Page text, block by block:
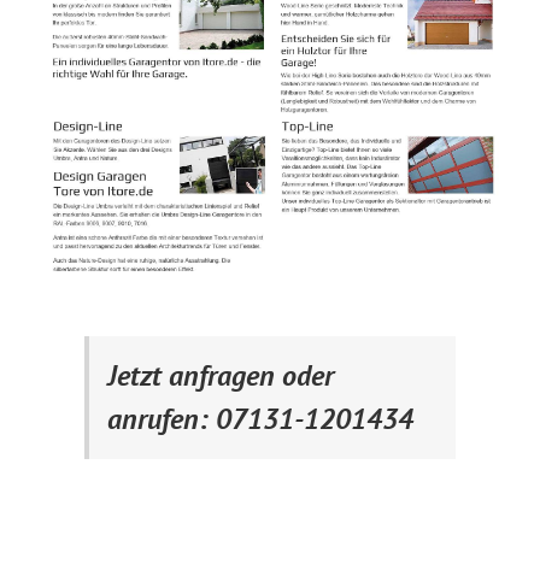
Jetzt anfragen oder
anrufen: 07131-1201434